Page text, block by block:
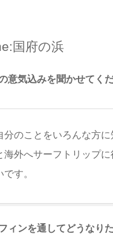
国府の浜
意気込みを聞かせてくだ
分のことをいろんな方
海外へサーフトリップ
す。
ィンを通してどうなり